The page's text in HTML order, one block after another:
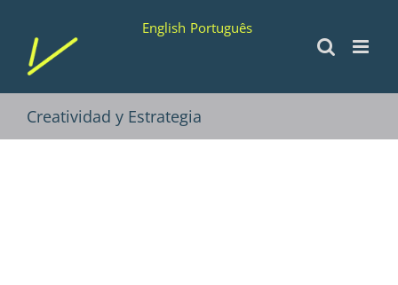
contenido
English Português
Creatividad y Estrategia